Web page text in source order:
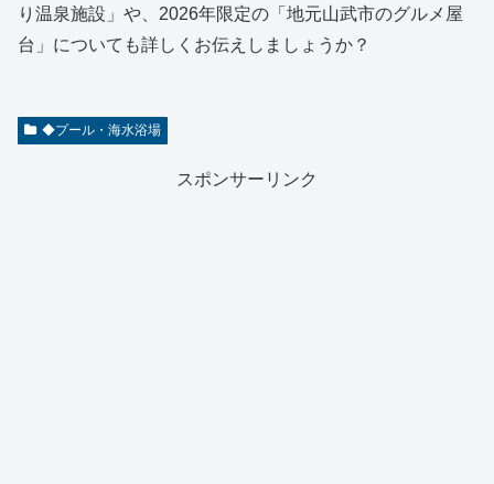
り温泉施設」や、2026年限定の「地元山武市のグルメ屋
台」についても詳しくお伝えしましょうか？
◆プール・海水浴場
スポンサーリンク